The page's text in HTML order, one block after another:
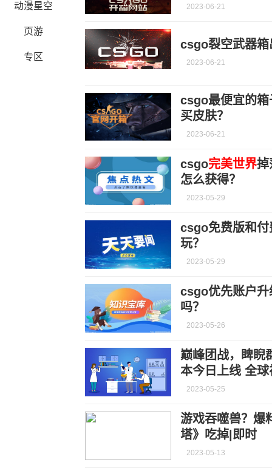
动漫星空
页游
专区
2023-06-21
csgo裂空武器箱
2023-06-21
csgo最便宜的
买皮肤？
2023-06-21
csgo完美世界掉
怎么获得？
2023-05-29
csgo免费版和
玩？
2023-05-29
csgo优先账户
吗？
2023-05-26
巅峰团战，睥睨
本今日上线 全球
2023-05-25
游戏吞噬兽？爆
塔》吃掉|即时
2023-05-13